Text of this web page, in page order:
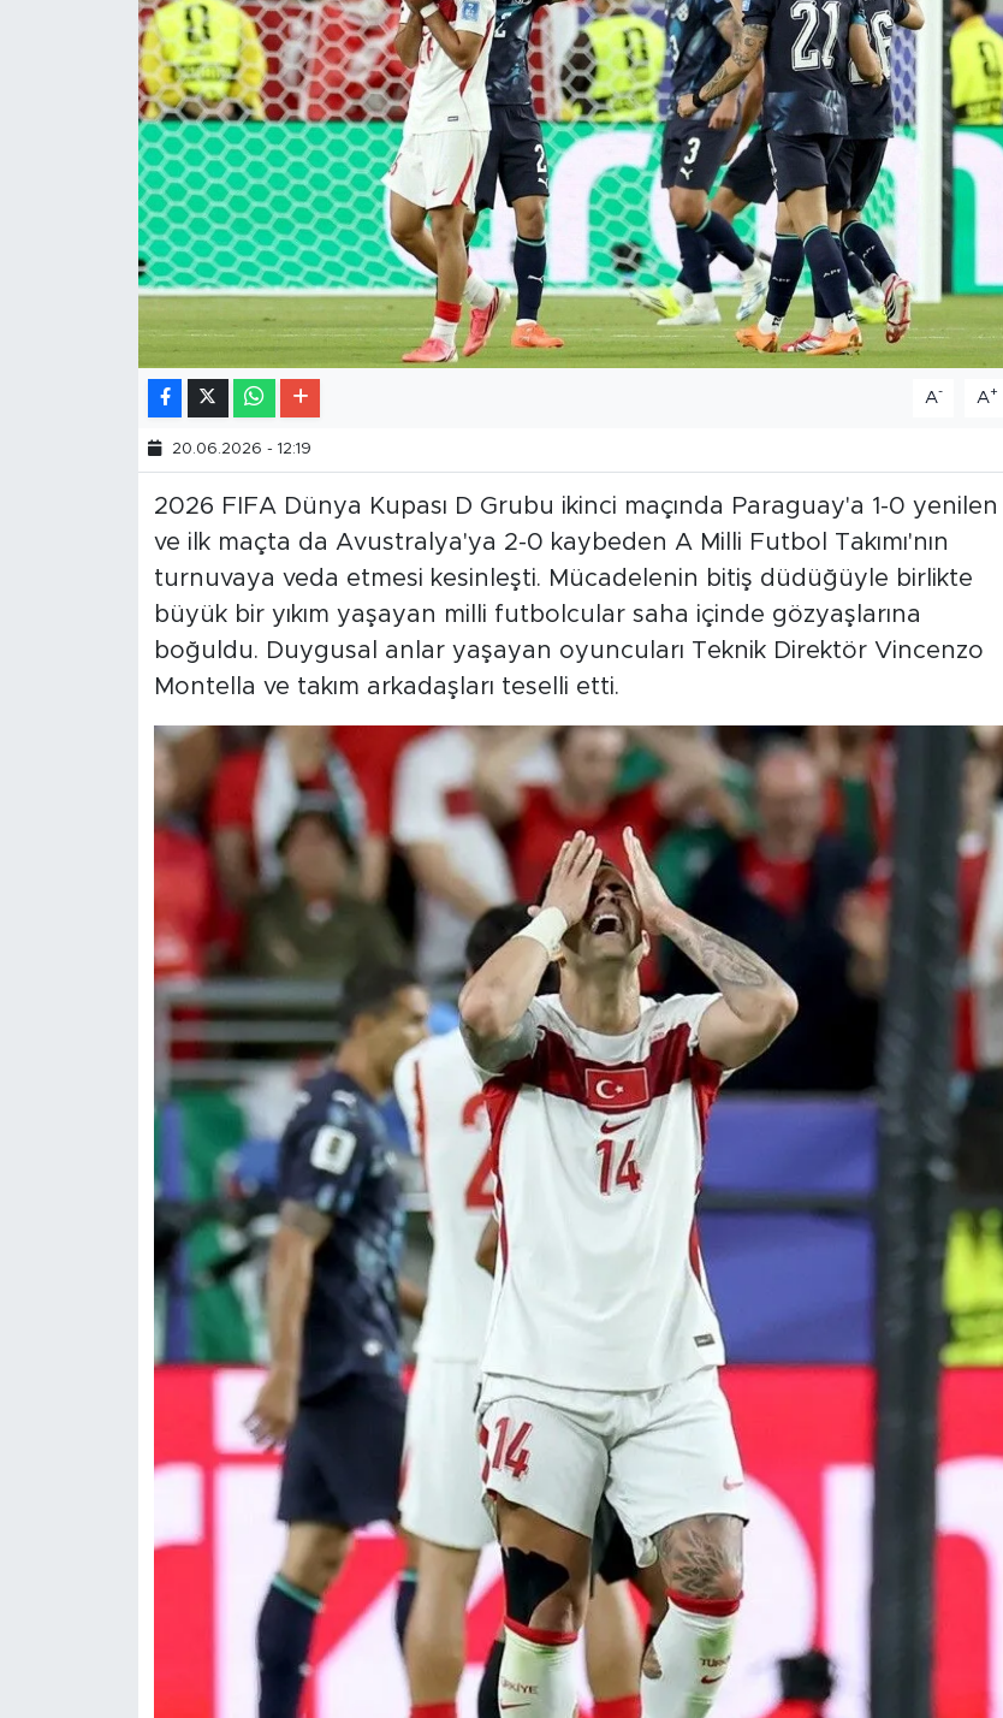
A- A+
20.06.2026 - 12:19
2026 FIFA Dünya Kupası D Grubu ikinci maçında Paraguay'a 1-0 yenilen
ve ilk maçta da Avustralya'ya 2-0 kaybeden A Milli Futbol Takımı'nın
turnuvaya veda etmesi kesinleşti. Mücadelenin bitiş düdüğüyle birlikte
büyük bir yıkım yaşayan milli futbolcular saha içinde gözyaşlarına
boğuldu. Duygusal anlar yaşayan oyuncuları Teknik Direktör Vincenzo
Montella ve takım arkadaşları teselli etti.